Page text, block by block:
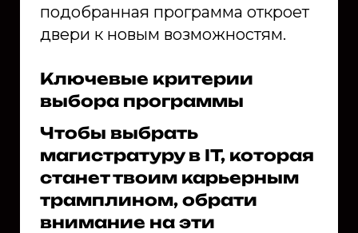
подобранная программа откроет
двери к новым возможностям.
Ключевые критерии
выбора программы
Чтобы выбрать
магистратуру в IT, которая
станет твоим карьерным
трамплином, обрати
внимание на эти